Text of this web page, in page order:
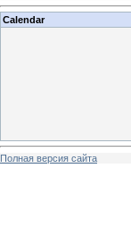
Calendar
Полная версия сайта